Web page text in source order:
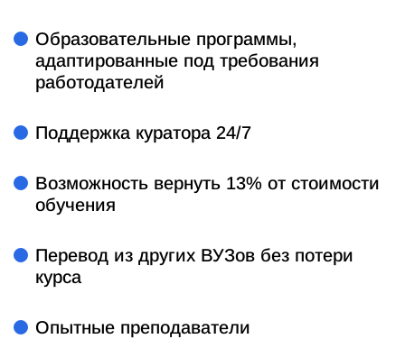
Образовательные программы,
адаптированные под требования
работодателей
Поддержка куратора 24/7
Возможность вернуть 13% от стоимости
обучения
Перевод из других ВУЗов без потери
курса
Опытные преподаватели